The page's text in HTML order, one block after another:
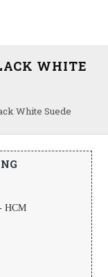
White Suede
WHITE
HCM